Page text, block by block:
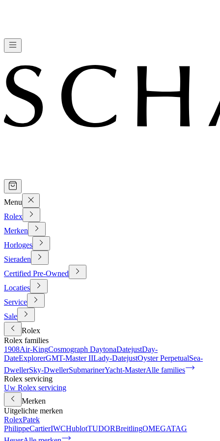
Menu
Rolex
Merken
Horloges
Sieraden
Certified Pre-Owned
Locaties
Service
Sale
Rolex
Rolex families
1908Air-KingCosmograph DaytonaDatejustDay-
DateExplorerGMT-Master IILady-DatejustOyster PerpetualSea-
DwellerSky-DwellerSubmarinerYacht-MasterAlle families
Rolex servicing
Uw Rolex servicing
Merken
Uitgelichte merken
RolexPatek
PhilippeCartierIWCHublotTUDORBreitlingOMEGATAG